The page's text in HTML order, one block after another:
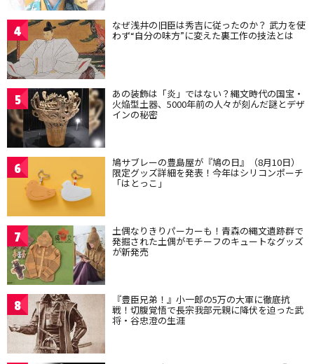
4 なぜ浅井の旧臣は秀吉に従ったのか？ 武力を使
わず“自分の味方”に変えた裏工作の技法とは
5 あの装飾は「炎」ではない？縄文時代の国宝・
火焔型土器、5000年前の人々が刻んだ謎とデザ
インの秘密
6 鳩サブレーの豊島屋が『鳩の日』（8月10日）
限定グッズ詳細を発表！今年はシリコンポーチ
「はとっこ」
7 土偶なりきりパーカーも！青森の縄文遺跡群で
発掘された土偶がモチーフのキュートなグッズ
が新発売
8 『豊臣兄弟！』小一郎の5万の大軍に徹底抗
戦！切腹覚悟で長宗我部元親に降伏を迫った武
将・谷忠澄の生涯